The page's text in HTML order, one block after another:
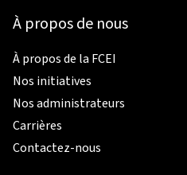
À propos de nous
À propos de la FCEI
Nos initiatives
Nos administrateurs
Carrières
Contactez-nous